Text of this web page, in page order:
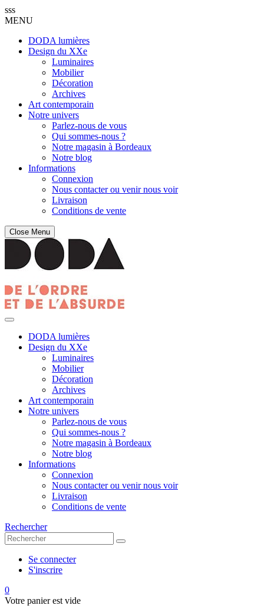
sss
MENU
DODA lumières
Design du XXe
Luminaires
Mobilier
Décoration
Archives
Art contemporain
Notre univers
Parlez-nous de vous
Qui sommes-nous ?
Notre magasin à Bordeaux
Notre blog
Informations
Connexion
Nous contacter ou venir nous voir
Livraison
Conditions de vente
Close Menu
DODA lumières
Design du XXe
Luminaires
Mobilier
Décoration
Archives
Art contemporain
Notre univers
Parlez-nous de vous
Qui sommes-nous ?
Notre magasin à Bordeaux
Notre blog
Informations
Connexion
Nous contacter ou venir nous voir
Livraison
Conditions de vente
Rechercher
Se connecter
S'inscrire
0
Votre panier est vide